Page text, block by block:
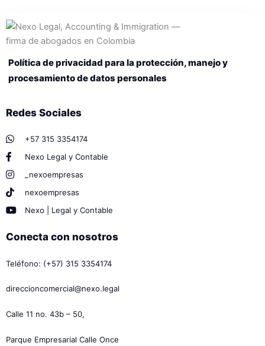
Política de privacidad para la protección, manejo y
procesamiento de datos personales
Redes Sociales
+57 315 3354174
Nexo Legal y Contable
_nexoempresas
nexoempresas
Nexo | Legal y Contable
Conecta con nosotros
Teléfono: (+57) 315 3354174
direccioncomercial@nexo.legal
Calle 11 no. 43b – 50,
Parque Empresarial Calle Once